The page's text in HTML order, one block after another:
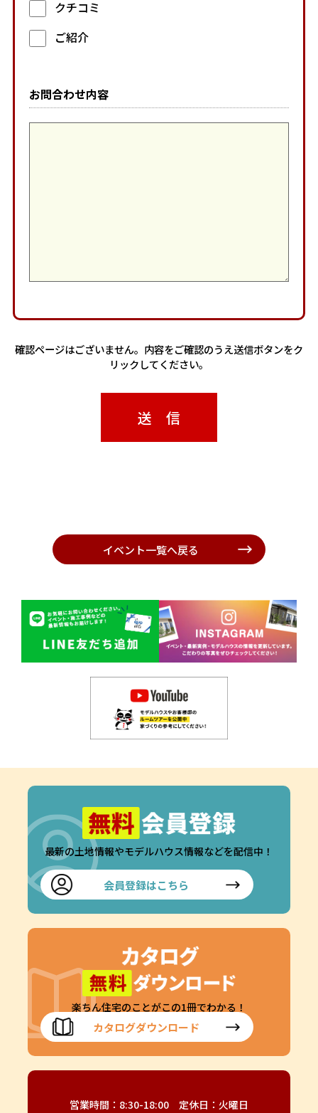
クチコミ
ご紹介
お問合わせ内容
確認ページはございません。内容をご確認のうえ送信ボタンをク
リックしてください。
イベント一覧へ戻る
最新の土地情報やモデルハウス情報などを配信中！
会員登録はこちら
楽ちん住宅のことがこの1冊でわかる！
カタログダウンロード
営業時間：8:30-18:00 定休日：火曜日